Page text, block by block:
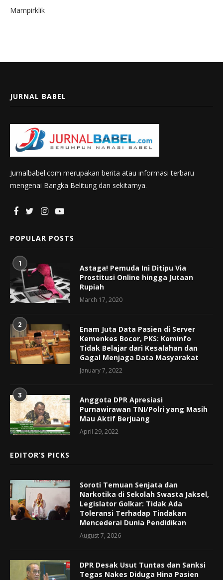
Mampirklik
JURNAL BABEL
Jurnalbabel.com merupakan berita atau informasi terbaru
mengenai Bangka Belitung dan sekitarnya.
POPULAR POSTS
1
Astaga! Pemuda Ini Ditipu Via
Prostitusi Online hingga Jutaan
Rupiah
March 17, 2020
2
Enam Juta Data Pasien di Server
Kemenkes Bocor, PKS: Kominfo
Tidak Belajar dari Kesalahan dan
Gagal Menjaga Data Masyarakat
January 7, 2022
3
Anggota DPR Apresiasi
Purnawirawan TNI/Polri yang Masih
Mau Aktif Berjuang
April 29, 2022
EDITOR’S PICKS
Soroti Temuan Senjata dan
Narkotika di Sekolah Swasta Jaksel,
Legislator Golkar: Tidak Ada
Toleransi Terhadap Tindakan
Mencederai Dunia Pendidikan
August 7, 2026
DPR Desak Usut Tuntas dan Sanksi
Tegas Nakes Diduga Hina Pasien